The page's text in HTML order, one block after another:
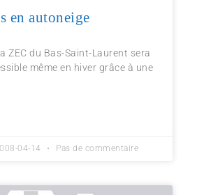
en autoneige
ZEC du Bas-Saint-Laurent sera
même en hiver grâce à une
04-14 Pas de commentaire